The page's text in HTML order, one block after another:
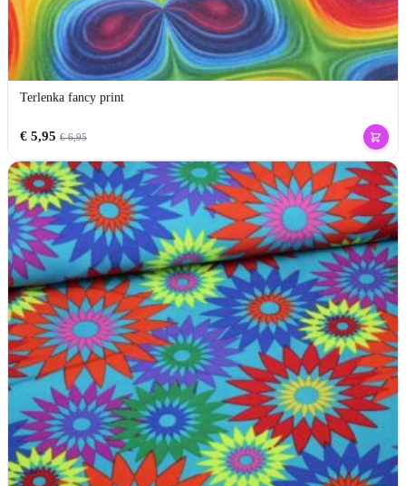
Terlenka fancy print
€5,95 €6,95